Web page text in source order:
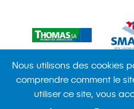
Actualités Politique de
Mentions légales
Plan du
Nous utilisons des cookies
comprendre comment le
utiliser ce site, vous